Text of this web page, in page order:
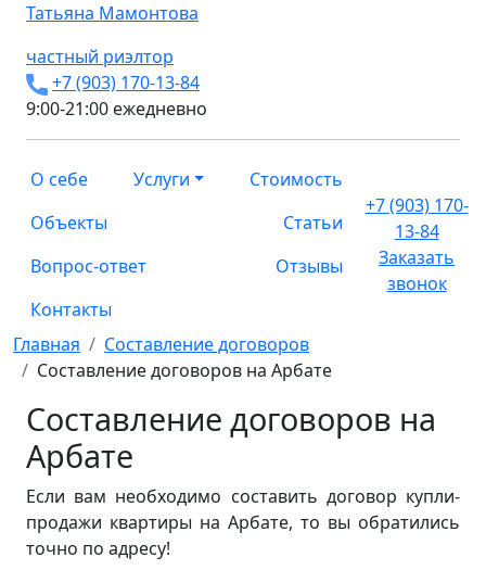
Татьяна Мамонтова
частный риэлтор
+7 (903) 170-13-84
9:00-21:00 ежедневно
О себе Услуги
Стоимость
Объекты
Статьи
Вопрос-ответ
Отзывы
Контакты
+7 (903) 170-
13-84
Заказать
звонок
Главная
Составление договоров
Составление договоров на Арбате
Составление договоров на
Арбате
Если вам необходимо составить договор купли-
продажи квартиры на Арбате, то вы обратились
точно по адресу!